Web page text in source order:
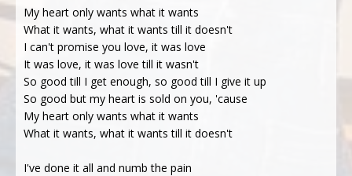
My heart only wants what it wants
What it wants, what it wants till it doesn't
I can't promise you love, it was love
It was love, it was love till it wasn't
So good till I get enough, so good till I give it up
So good but my heart is sold on you, 'cause
My heart only wants what it wants
What it wants, what it wants till it doesn't
I've done it all and numb the pain